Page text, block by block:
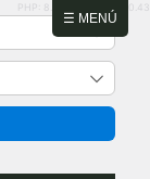
☰ MENÚ
PHP: 8.2.31 | MySQL: 8.0.43